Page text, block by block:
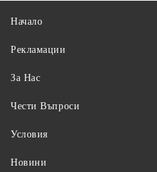
Начало
Рекламации
За Нас
Чести Въпроси
Условия
Новини